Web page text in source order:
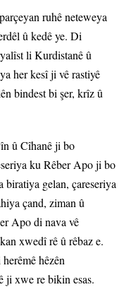
ruhê neteweya
û kedê ye. Di
li Kurdistanê û
her kesî ji vê rastiyê
bindest bi şer, krîz û
û Cîhanê ji bo
ku Rêber Apo ji bo
biratiya gelan, çareseriya
çand, ziman û
Apo di nava vê
xwedî rê û rêbaz e.
hêzên
ji xwe re bikin esas.